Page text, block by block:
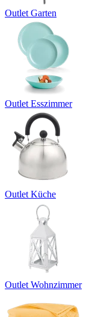
Outlet Garten
Outlet Esszimmer
Outlet Küche
Outlet Wohnzimmer